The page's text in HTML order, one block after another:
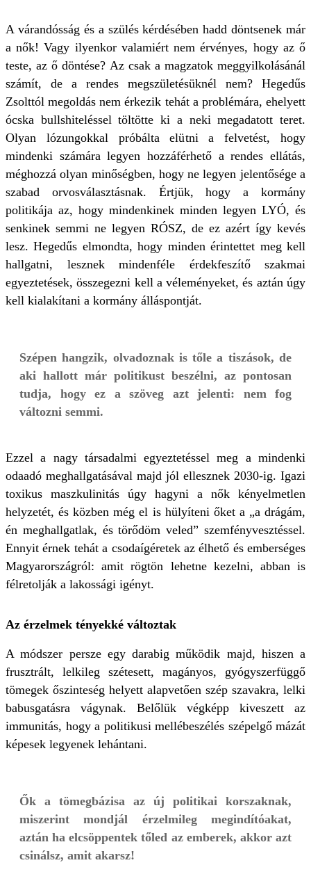
A várandósság és a szülés kérdésében hadd döntsenek már
a nők! Vagy ilyenkor valamiért nem érvényes, hogy az ő
teste, az ő döntése? Az csak a magzatok meggyilkolásánál
számít, de a rendes megszületésüknél nem? Hegedűs
Zsolttól megoldás nem érkezik tehát a problémára, ehelyett
ócska bullshiteléssel töltötte ki a neki megadatott teret.
Olyan lózungokkal próbálta elütni a felvetést, hogy
mindenki számára legyen hozzáférhető a rendes ellátás,
méghozzá olyan minőségben, hogy ne legyen jelentősége a
szabad orvosválasztásnak. Értjük, hogy a kormány
politikája az, hogy mindenkinek minden legyen LYÓ, és
senkinek semmi ne legyen RÓSZ, de ez azért így kevés
lesz. Hegedűs elmondta, hogy minden érintettet meg kell
hallgatni, lesznek mindenféle érdekfeszítő szakmai
egyeztetések, összegezni kell a véleményeket, és aztán úgy
kell kialakítani a kormány álláspontját.
Szépen hangzik, olvadoznak is tőle a tiszások, de
aki hallott már politikust beszélni, az pontosan
tudja, hogy ez a szöveg azt jelenti: nem fog
változni semmi.
Ezzel a nagy társadalmi egyeztetéssel meg a mindenki
odaadó meghallgatásával majd jól ellesznek 2030-ig. Igazi
toxikus maszkulinitás úgy hagyni a nők kényelmetlen
helyzetét, és közben még el is hülyíteni őket a „a drágám,
én meghallgatlak, és törődöm veled” szemfényvesztéssel.
Ennyit érnek tehát a csodaígéretek az élhető és emberséges
Magyarországról: amit rögtön lehetne kezelni, abban is
félretolják a lakossági igényt.
Az érzelmek tényekké változtak
A módszer persze egy darabig működik majd, hiszen a
frusztrált, lelkileg szétesett, magányos, gyógyszerfüggő
tömegek őszinteség helyett alapvetően szép szavakra, lelki
babusgatásra vágynak. Belőlük végképp kiveszett az
immunitás, hogy a politikusi mellébeszélés szépelgő mázát
képesek legyenek lehántani.
Ők a tömegbázisa az új politikai korszaknak,
miszerint mondjál érzelmileg megindítóakat,
aztán ha elcsöppentek tőled az emberek, akkor azt
csinálsz, amit akarsz!